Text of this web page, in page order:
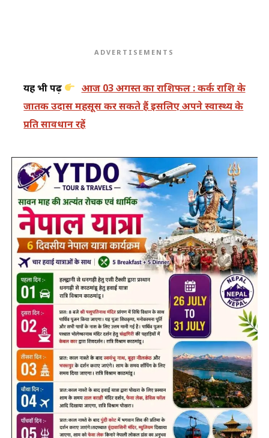
ADVERTISEMENTS
यह भी पढ़ें
आज 03 अगस्त का राशिफल : कर्क राशि के
जातक उदास महसूस कर सकते हैं इसलिए अपने स्वास्थ्य के
प्रति सावधान रहें